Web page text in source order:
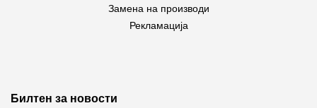
Замена на производи
Рекламација
Билтен за новости